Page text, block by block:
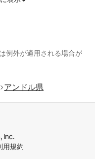
例外が適用される場合が
アンドル県
Inc.
用規約